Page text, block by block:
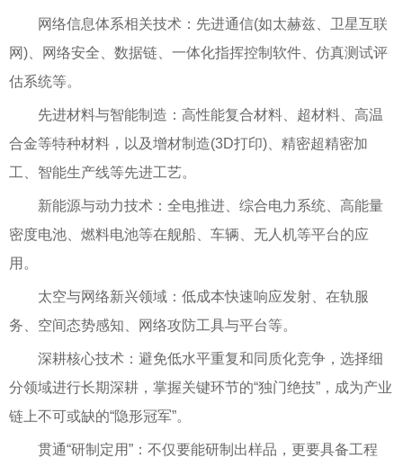
网络信息体系相关技术：先进通信(如太赫兹、卫星互联
网)、网络安全、数据链、一体化指挥控制软件、仿真测试评
估系统等。
先进材料与智能制造：高性能复合材料、超材料、高温
合金等特种材料，以及增材制造(3D打印)、精密超精密加
工、智能生产线等先进工艺。
新能源与动力技术：全电推进、综合电力系统、高能量
密度电池、燃料电池等在舰船、车辆、无人机等平台的应
用。
太空与网络新兴领域：低成本快速响应发射、在轨服
务、空间态势感知、网络攻防工具与平台等。
深耕核心技术：避免低水平重复和同质化竞争，选择细
分领域进行长期深耕，掌握关键环节的“独门绝技”，成为产业
链上不可或缺的“隐形冠军”。
贯通“研制定用”：不仅要能研制出样品，更要具备工程